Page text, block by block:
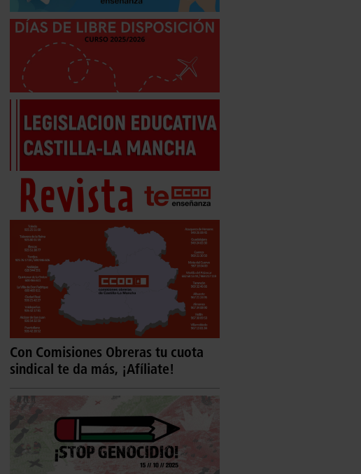
Con Comisiones Obreras tu cuota
sindical te da más, ¡Afíliate!